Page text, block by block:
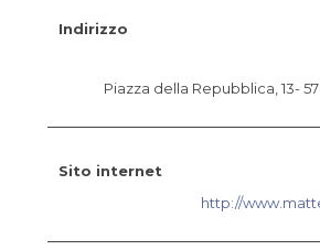
Indirizzo
Piazza della Repubblica, 13-
Sito internet
http://